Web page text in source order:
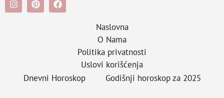
Naslovna
O Nama
Politika privatnosti
Uslovi korišćenja
Dnevni Horoskop
Godišnji horoskop za 2025